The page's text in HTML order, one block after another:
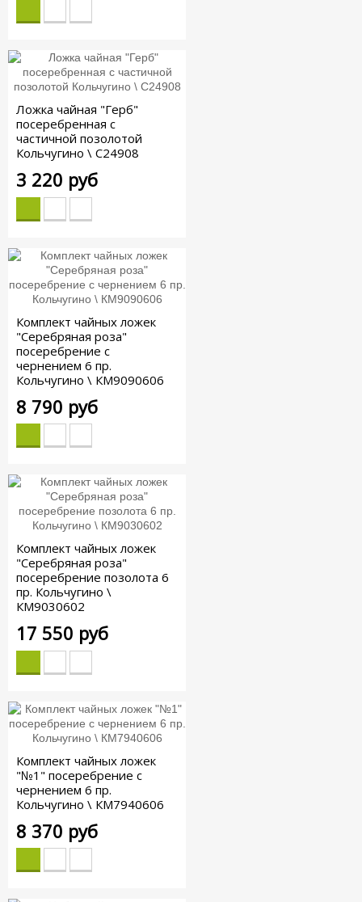
Ложка чайная "Герб"
посеребренная с
частичной позолотой
Кольчугино \ С24908
3 220 руб
Комплект чайных ложек
"Серебряная роза"
посеребрение с
чернением 6 пр.
Кольчугино \ КМ9090606
8 790 руб
Комплект чайных ложек
"Серебряная роза"
посеребрение позолота 6
пр. Кольчугино \
КМ9030602
17 550 руб
Комплект чайных ложек
"№1" посеребрение с
чернением 6 пр.
Кольчугино \ КМ7940606
8 370 руб